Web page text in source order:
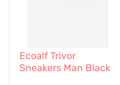
Ecoalf Trivor
Sneakers Man Black